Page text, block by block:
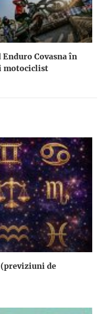
Covasna în
motociclist
de